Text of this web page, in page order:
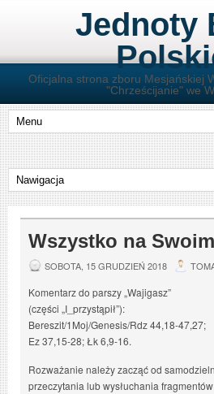
Jednoty
Oficjalna strona zboru Mesjańskiej
"Chrześcijanie" we
Wszystko na
SOBOTA, 15 GRUDZIEŃ 2018
Komentarz do parszy „Wajigasz”
(części „I_przystąpił”):
Bereszit/1Moj/Genesis/Rdz 44,18-47,27;
Ez 37,15-28; Łk 6,9-16.
Rozważanie należy zacząć od
przeczytania lub wysłuchania